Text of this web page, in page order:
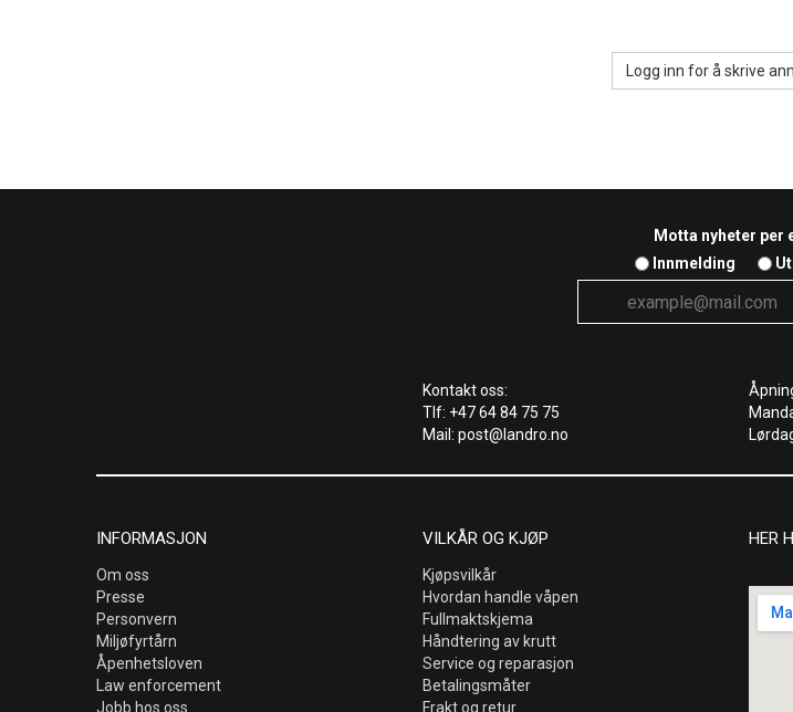
Logg inn for å skrive
Motta nyheter per
Innmelding
Kontakt oss:
Tlf: +47 64 84 75 75
Mail: post@landro.no
INFORMASJON
Om oss
Presse
Personvern
Miljøfyrtårn
Åpenhetsloven
Law enforcement
Jobb hos oss
VILKÅR OG KJØP
Kjøpsvilkår
Hvordan handle våpen
Fullmaktskjema
Håndtering av krutt
Service og reparasjon
Betalingsmåter
Frakt og retur
HER